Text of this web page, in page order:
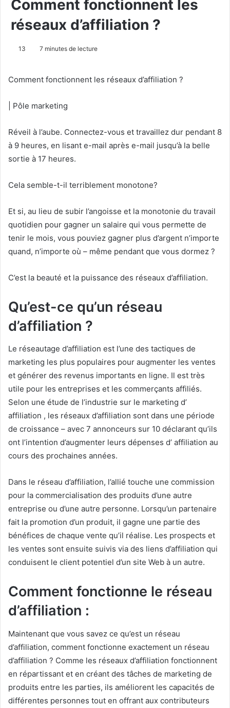
Comment fonctionnent les
réseaux d’affiliation ?
13 7 minutes de lecture
Comment fonctionnent les réseaux d’affiliation ?
Pôle marketing
Réveil à l’aube. Connectez-vous et travaillez dur pendant 8
à 9 heures, en lisant e-mail après e-mail jusqu’à la belle
sortie à 17 heures.
Cela semble-t-il terriblement monotone?
Et si, au lieu de subir l’angoisse et la monotonie du travail
quotidien pour gagner un salaire qui vous permette de
tenir le mois, vous pouviez gagner plus d’argent n’importe
quand, n’importe où – même pendant que vous dormez ?
C’est la beauté et la puissance des réseaux d’affiliation.
Qu’est-ce qu’un réseau
d’affiliation ?
Le réseautage d’affiliation est l’une des tactiques de
marketing les plus populaires pour augmenter les ventes
et générer des revenus importants en ligne. Il est très
utile pour les entreprises et les commerçants affiliés.
Selon une étude de l’industrie sur le marketing d’
affiliation , les réseaux d’affiliation sont dans une période
de croissance – avec 7 annonceurs sur 10 déclarant qu’ils
ont l’intention d’augmenter leurs dépenses d’ affiliation au
cours des prochaines années.
Dans le réseau d’affiliation, l’allié touche une commission
pour la commercialisation des produits d’une autre
entreprise ou d’une autre personne. Lorsqu’un partenaire
fait la promotion d’un produit, il gagne une partie des
bénéfices de chaque vente qu’il réalise. Les prospects et
les ventes sont ensuite suivis via des liens d’affiliation qui
conduisent le client potentiel d’un site Web à un autre.
Comment fonctionne le réseau
d’affiliation :
Maintenant que vous savez ce qu’est un réseau
d’affiliation, comment fonctionne exactement un réseau
d’affiliation ? Comme les réseaux d’affiliation fonctionnent
en répartissant et en créant des tâches de marketing de
produits entre les parties, ils améliorent les capacités de
différentes personnes tout en offrant aux contributeurs